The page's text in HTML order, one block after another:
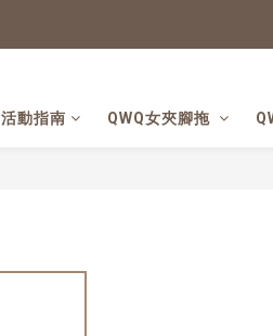
活動指南 QWQ女夾腳拖